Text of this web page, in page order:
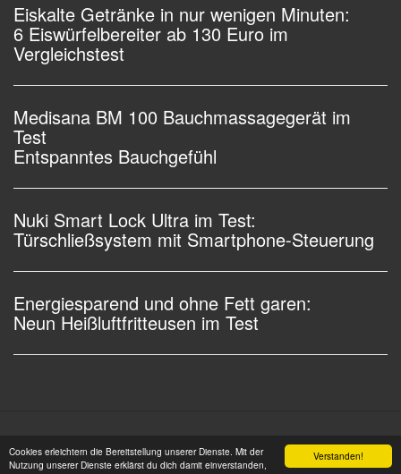
Verstanden!
Cookies erleichtern die Bereitstellung unserer Dienste. Mit der
Nutzung unserer Dienste erklärst du dich damit einverstanden,
Eiskalte Getränke in nur wenigen Minuten:
6 Eiswürfelbereiter ab 130 Euro im
Vergleichstest
Medisana BM 100 Bauchmassagegerät im
Test
Entspanntes Bauchgefühl
Nuki Smart Lock Ultra im Test:
Türschließsystem mit Smartphone-Steuerung
Energiesparend und ohne Fett garen:
Neun Heißluftfritteusen im Test
Copyright © 2006 - 2026
OSW-Medien GmbH Alle Rechte vorbehalten